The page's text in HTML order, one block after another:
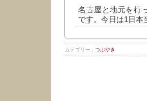
名古屋と地元を行
です。今日は1日本
カテゴリー : つぶやき